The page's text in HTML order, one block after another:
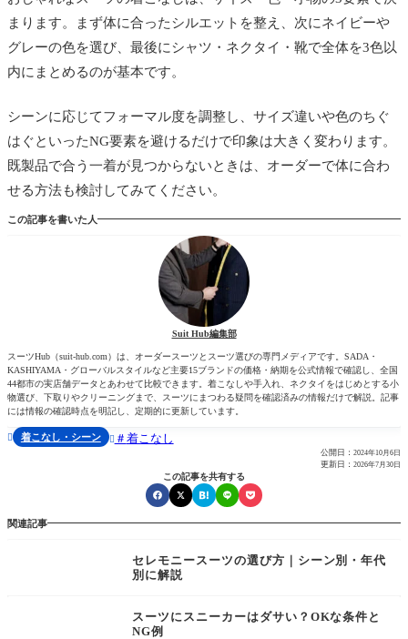
まります。まず体に合ったシルエットを整え、次にネイビーや
グレーの色を選び、最後にシャツ・ネクタイ・靴で全体を3色以
内にまとめるのが基本です。
シーンに応じてフォーマル度を調整し、サイズ違いや色のちぐ
はぐといったNG要素を避けるだけで印象は大きく変わります。
既製品で合う一着が見つからないときは、オーダーで体に合わ
せる方法も検討してみてください。
この記事を書いた人
Suit Hub編集部
スーツHub（suit-hub.com）は、オーダースーツとスーツ選びの専門メディアです。SADA・
KASHIYAMA・グローバルスタイルなど主要15ブランドの価格・納期を公式情報で確認し、全国
44都市の実店舗データとあわせて比較できます。着こなしや手入れ、ネクタイをはじめとする小
物選び、下取りやクリーニングまで、スーツにまつわる疑問を確認済みの情報だけで解説。記事
には情報の確認時点を明記し、定期的に更新しています。
 着こなし・シーン  着こなし
公開日： 2024年10月6日
更新日： 2026年7月30日
この記事を共有する
関連記事
セレモニースーツの選び方｜シーン別・年代
別に解説
スーツにスニーカーはダサい？OKな条件と
NG例